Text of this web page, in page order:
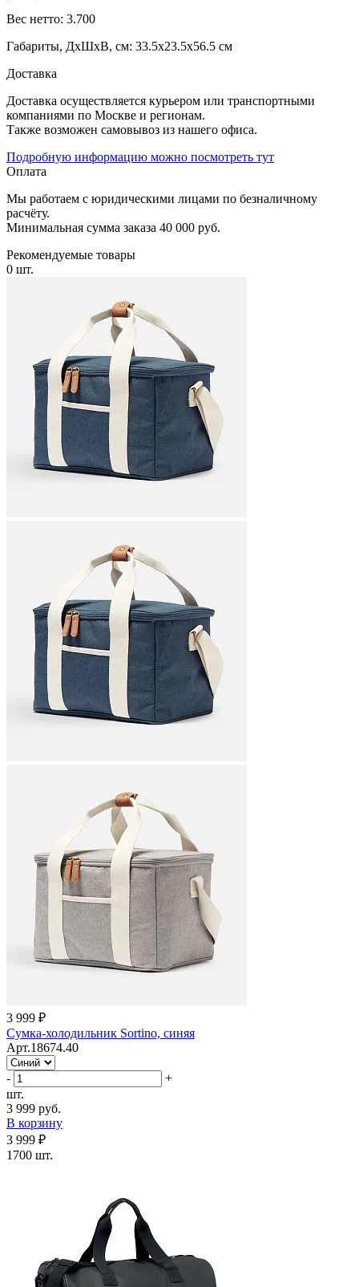
Вес нетто: 3.700
Габариты, ДхШхВ, см: 33.5x23.5x56.5 см
Доставка
Доставка осуществляется курьером или транспортными
компаниями по Москве и регионам.
Также возможен самовывоз из нашего офиса.
Подробную информацию можно посмотреть тут
Оплата
Мы работаем с юридическими лицами по безналичному
расчёту.
Минимальная сумма заказа 40 000 руб.
Рекомендуемые товары
0 шт.
3 999 ₽
Cумка-холодильник Sortino, синяя
Арт.18674.40
-
+
шт.
3 999 руб.
В корзину
3 999 ₽
1700 шт.